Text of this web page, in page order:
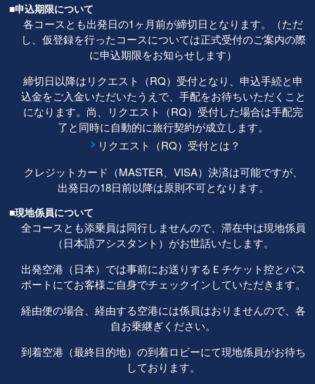
■申込期限について
各コースとも出発日の1ヶ月前が締切日となります。（ただ
し、仮登録を行ったコースについては正式受付のご案内の際
に申込期限をお知らせします）
締切日以降はリクエスト（RQ）受付となり、申込手続と申
込金をご入金いただいたうえで、手配をお待ちいただくこと
になります。尚、リクエスト（RQ）受付した場合は手配完
了と同時に自動的に旅行契約が成立します。
リクエスト（RQ）受付とは？
クレジットカード（MASTER、VISA）決済は可能ですが、
出発日の18日前以降は原則不可となります。
■現地係員について
全コースとも添乗員は同行しませんので、滞在中は現地係員
（日本語アシスタント）がお世話いたします。
出発空港（日本）では事前にお送りするＥチケット控とパス
ポートにてお客様ご自身でチェックインしていただきます。
経由便の場合、経由する空港には係員はおりませんので、各
自お乗継ぎください。
到着空港（最終目的地）の到着ロビーにて現地係員がお待ち
しております。